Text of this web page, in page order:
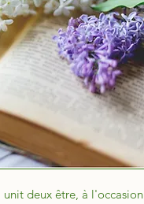
deux être, à l'occasion